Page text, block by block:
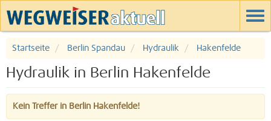
Startseite Berlin Spandau Hydraulik Hakenfelde
Hydraulik in Berlin Hakenfelde
Kein Treffer in Berlin Hakenfelde!